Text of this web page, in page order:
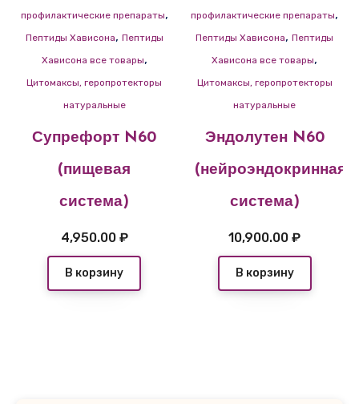
профилактические препараты,
Пептиды Хависона, Пептиды
Хависона все товары,
Цитомаксы, геропротекторы
натуральные
Супрефорт N60
(пищевая
система)
4,950.00 ₽
В корзину
профилактические препараты,
Пептиды Хависона,Пептиды
Хависона все товары,
Цитомаксы, геропротекторы
натуральные
Эндолутен N60
(нейроэндокринная
система)
10,900.00₽
В корзину